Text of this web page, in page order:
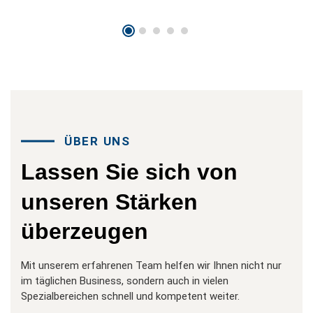
ÜBER UNS
Lassen Sie sich von
unseren Stärken
überzeugen
Mit unserem erfahrenen Team helfen wir Ihnen nicht nur
im täglichen Business, sondern auch in vielen
Spezialbereichen schnell und kompetent weiter.